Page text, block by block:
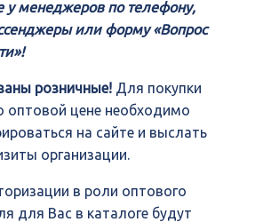
у менеджеров по телефону,
или форму «Вопрос
розничные! Для покупки
оптовой цене необходимо
на сайте и выслать
организации.
в роли оптового
для Вас в каталоге будут